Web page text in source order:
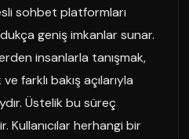
sohbet platformları
geniş imkanlar sunar.
insanlarla tanışmak,
farklı bakış açılarıyla
Üstelik bu süreç
Kullanıcılar herhangi bir